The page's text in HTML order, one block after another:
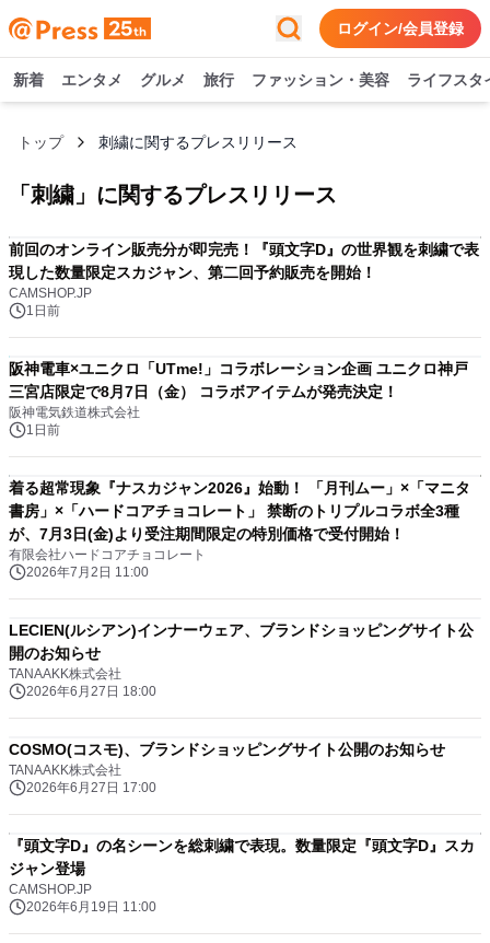
ログイン/会員登録
新着 エンタメ グルメ 旅行 ファッション・美容 ライフスタ
トップ 刺繍に関するプレスリリース
「 刺繍 」に関するプレスリリース
前回のオンライン販売分が即完売！『頭文字D』の世界観を刺繍で表
現した数量限定スカジャン、第二回予約販売を開始！
CAMSHOP.JP
1日前
阪神電車×ユニクロ「UTme!」コラボレーション企画 ユニクロ神戸
三宮店限定で8月7日（金） コラボアイテムが発売決定！
阪神電気鉄道株式会社
1日前
着る超常現象『ナスカジャン2026』始動！ 「月刊ムー」×「マニタ
書房」×「ハードコアチョコレート」 禁断のトリプルコラボ全3種
が、7月3日(金)より受注期間限定の特別価格で受付開始！
有限会社ハードコアチョコレート
2026年7月2日 11:00
LECIEN(ルシアン)インナーウェア、ブランドショッピングサイト公
開のお知らせ
TANAAKK株式会社
2026年6月27日 18:00
COSMO(コスモ)、ブランドショッピングサイト公開のお知らせ
TANAAKK株式会社
2026年6月27日 17:00
『頭文字D』の名シーンを総刺繍で表現。数量限定『頭文字D』スカ
ジャン登場
CAMSHOP.JP
2026年6月19日 11:00